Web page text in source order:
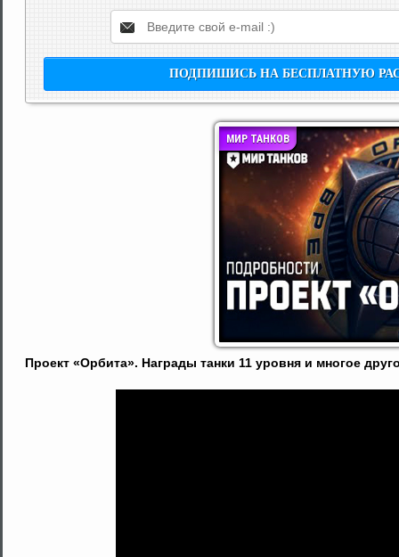
МИР ТАНКОВ
Проект «Орбита». Награды танки 11 уровня и многое